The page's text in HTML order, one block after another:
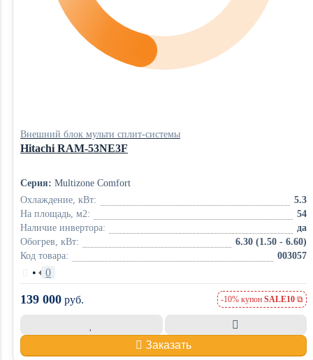
Внешний блок мульти сплит-системы
Hitachi RAM-53NE3F
Серия: Multizone Comfort
Охлаждение, кВт:
5.3
На площадь, м2:
54
Наличие инвертора:
да
Обогрев, кВт:
6.30 (1.50 - 6.60)
Код товара:
003057
• 0
139 000 руб. -10% купон SALE10
Заказать